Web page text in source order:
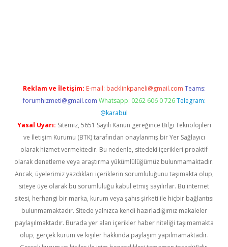
Reklam ve İletişim: E-mail: backlinkpaneli@gmail.com Teams:
forumhizmeti@gmail.com Whatsapp: 0262 606 0 726 Telegram:
@karabul
Yasal Uyarı: Sitemiz, 5651 Sayılı Kanun gereğince Bilgi Teknolojileri
ve İletişim Kurumu (BTK) tarafından onaylanmış bir Yer Sağlayıcı
olarak hizmet vermektedir. Bu nedenle, sitedeki içerikleri proaktif
olarak denetleme veya araştırma yükümlülüğümüz bulunmamaktadır.
Ancak, üyelerimiz yazdıkları içeriklerin sorumluluğunu taşımakta olup,
siteye üye olarak bu sorumluluğu kabul etmiş sayılırlar. Bu internet
sitesi, herhangi bir marka, kurum veya şahıs şirketi ile hiçbir bağlantısı
bulunmamaktadır. Sitede yalnızca kendi hazırladığımız makaleler
paylaşılmaktadır. Burada yer alan içerikler haber niteliği taşımamakta
olup, gerçek kurum ve kişiler hakkında paylaşım yapılmamaktadır.